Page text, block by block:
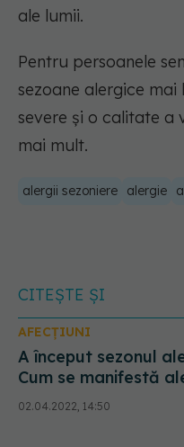
ale lumii.
Pentru persoanele
sezoane alergice
severe și o calitate a
mai mult.
alergii sezoniere alergie
CITEȘTE ȘI
AFECȚIUNI
A început sezonul
Cum se manifestă
la POLEN
02.04.2022, 14:50